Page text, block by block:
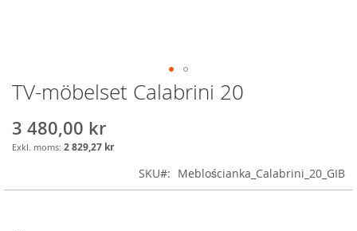
Skip
to
the
beginning
of
TV-möbelset Calabrini 20
3 480,00 kr
2 829,27 kr
SKU Meblościanka_Calabrini_20_GIB